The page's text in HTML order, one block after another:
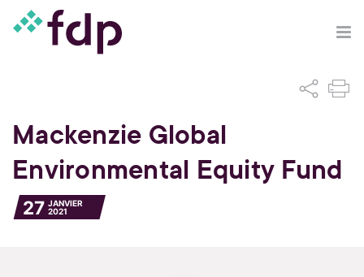
Mackenzie Global
Environmental Equity Fund
27 JANVIER
2021